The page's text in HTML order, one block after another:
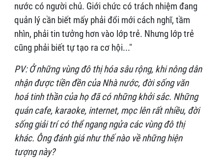
nước có người chủ. Giới chức có trách nhiệm đang
quản lý cần biết mấy phải đổi mới cách nghĩ, tầm
nhìn, phải tin tưởng hơn vào lớp trẻ. Nhưng lớp trẻ
cũng phải biết tự tạo ra cơ hội..."
PV: Ở những vùng đô thị hóa sâu rộng, khi nông dân
nhận được tiền đền của Nhà nước, đời sống văn
hoá tinh thần của họ đã có những khởi sắc. Những
quán cafe, karaoke, internet, mọc lên rất nhiều, đời
sống giải trí có thể ngang ngửa các vùng đô thị
khác. Ông đánh giá như thế nào về những hiện
tượng này?